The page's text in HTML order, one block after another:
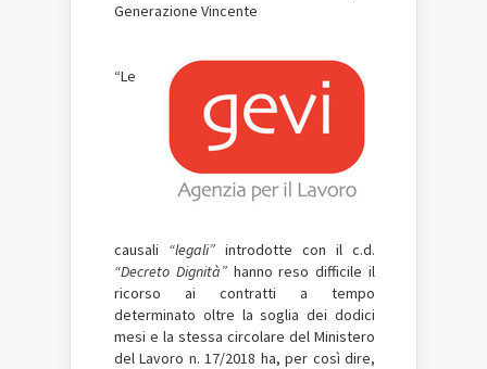
Generazione Vincente
“Le
causali “legali” introdotte con il c.d.
“Decreto Dignità”hanno reso difficile il
ricorso ai contratti a tempo
determinato oltre la soglia dei dodici
mesi e la stessa circolare del Ministero
del Lavoro n. 17/2018 ha, per così dire,